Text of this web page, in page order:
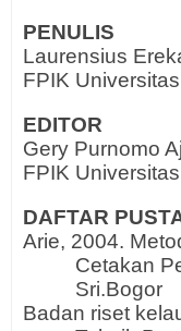
PENULIS
Laurensius
FPIK
EDITOR
Gery Purnomo
FPIK
DAFTAR
Arie, 2004.
Cetakan
Sri.Bogor
Badan riset